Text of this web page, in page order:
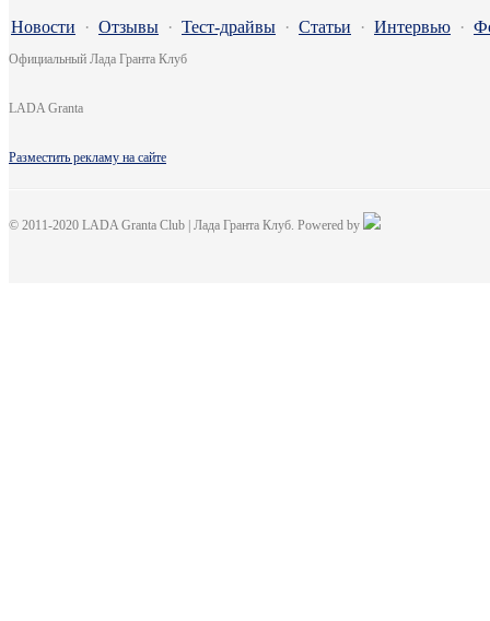
Новости · Отзывы · Тест-драйвы · Статьи · Интервью ·
Официальный Лада Гранта Клуб
LADA Granta
Разместить рекламу на сайте
© 2011-2020 LADA Granta Club | Лада Гранта Клуб. Powered by